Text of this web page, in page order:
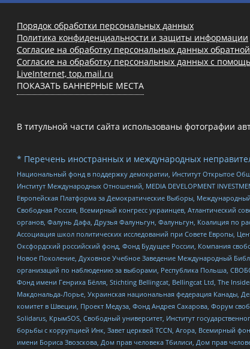
Порядок обработки персональных данных
Политика конфиденциальности и защиты информации
Согласие на обработку персональных данных
Согласие на обработку персональных данных с
LiveInternet, top.mail.ru
ПОКАЗАТЬ БАННЕРНЫЕ МЕСТА
В титульной части сайта использованы фотографии
* Перечень иностранных и международных
Национальный фонд в поддержку демократии, Институт Открытое
Институт Международных Отношений, MEDIA DEVELOPMENT
Европейская Платформа за Демократические Выборы,
Свободная Россия, Всемирный конгресс украинцев, Атлантический
органов, Фалунь Дафа, Друзья Фалуньгун, Фалуньгун, Коалиция по
Ассоциация школ политических исследований при Совете Европы,
Оксфордский российский фонд, Фонд Будущее России, Компания
Новое Поколение, Духовное Учебное Заведение Международный
организаций по наблюдению за выборами, Республика Польша,
Фонд имени Генриха Бёлля, Stichting Bellingcat, Bellingcat Ltd, The
Макдональда-Лорье, Украинская национальная федерация Канады,
комитет в Швеции, Проект Медуза, Фонд Андрея Сахарова, Форум
Solidarus, КрымSOS, Свободный университет, Институт
борьбы с коррупцией Инк, Завет церквей TCCN, Агора, Всемирный
имени Бориса Звозскова, Дом прав человека Тбилиси, Дом прав